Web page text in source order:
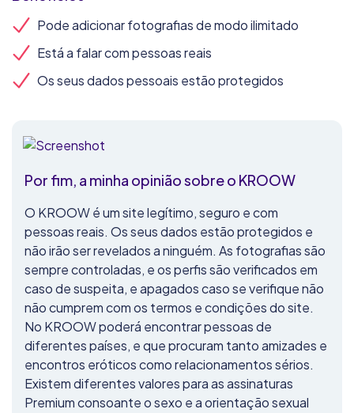
Pode adicionar fotografias de modo ilimitado
Está a falar com pessoas reais
Os seus dados pessoais estão protegidos
Por fim, a minha opinião sobre o KROOW
O KROOW é um site legítimo, seguro e com
pessoas reais. Os seus dados estão protegidos e
não irão ser revelados a ninguém. As fotografias são
sempre controladas, e os perfis são verificados em
caso de suspeita, e apagados caso se verifique não
não cumprem com os termos e condições do site.
No KROOW poderá encontrar pessoas de
diferentes países, e que procuram tanto amizades e
encontros eróticos como relacionamentos sérios.
Existem diferentes valores para as assinaturas
Premium consoante o sexo e a orientação sexual